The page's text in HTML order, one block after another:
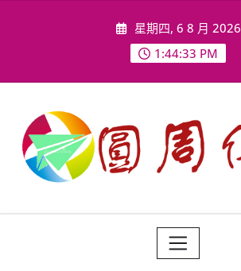
星期四, 6 8 月 2026
1:44:35 PM